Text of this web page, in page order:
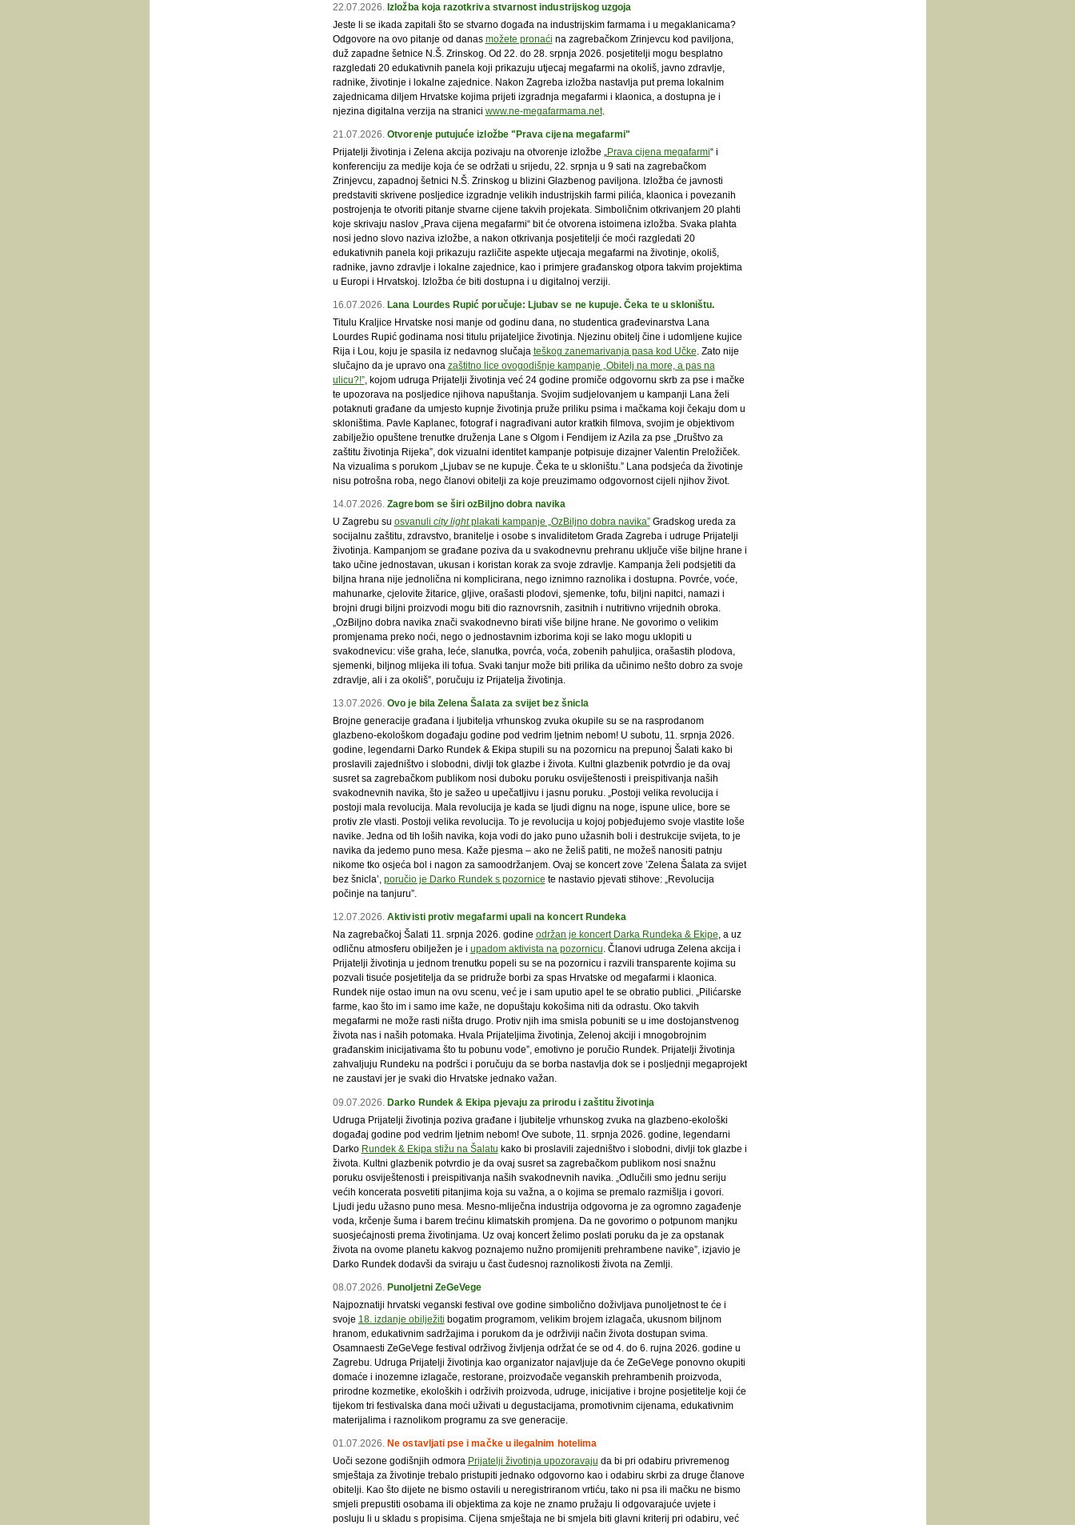
22.07.2026. Izložba koja razotkriva stvarnost industrijskog uzgoja
Jeste li se ikada zapitali što se stvarno događa na industrijskim farmama i u megaklanicama?
Odgovore na ovo pitanje od danas možete pronaći na zagrebačkom Zrinjevcu kod paviljona,
duž zapadne šetnice N.Š. Zrinskog. Od 22. do 28. srpnja 2026. posjetitelji mogu besplatno
razgledati 20 edukativnih panela koji prikazuju utjecaj megafarmi na okoliš, javno zdravlje,
radnike, životinje i lokalne zajednice. Nakon Zagreba izložba nastavlja put prema lokalnim
zajednicama diljem Hrvatske kojima prijeti izgradnja megafarmi i klaonica, a dostupna je i
njezina digitalna verzija na stranici www.ne-megafarmama.net.
21.07.2026. Otvorenje putujuće izložbe "Prava cijena megafarmi"
Prijatelji životinja i Zelena akcija pozivaju na otvorenje izložbe „
Prava cijena megafarmi“ i
konferenciju za medije koja će se održati u srijedu, 22. srpnja u 9 sati na zagrebačkom
Zrinjevcu, zapadnoj šetnici N.Š. Zrinskog u blizini Glazbenog paviljona. Izložba će javnosti
predstaviti skrivene posljedice izgradnje velikih industrijskih farmi pilića, klaonica i povezanih
postrojenja te otvoriti pitanje stvarne cijene takvih projekata. Simboličnim otkrivanjem 20 plahti
koje skrivaju naslov „Prava cijena megafarmi“ bit će otvorena istoimena izložba. Svaka plahta
nosi jedno slovo naziva izložbe, a nakon otkrivanja posjetitelji će moći razgledati 20
edukativnih panela koji prikazuju različite aspekte utjecaja megafarmi na životinje, okoliš,
radnike, javno zdravlje i lokalne zajednice, kao i primjere građanskog otpora takvim projektima
u Europi i Hrvatskoj. Izložba će biti dostupna i u digitalnoj verziji.
16.07.2026. Lana Lourdes Rupić poručuje: Ljubav se ne kupuje. Čeka te u skloništu.
Titulu Kraljice Hrvatske nosi manje od godinu dana, no studentica građevinarstva Lana
Lourdes Rupić godinama nosi titulu prijateljice životinja. Njezinu obitelj čine i udomljene kujice
Rija i Lou, koju je spasila iz nedavnog slučaja teškog zanemarivanja pasa kod Učke. Zato nije
slučajno da je upravo ona zaštitno lice ovogodišnje kampanje „Obitelj na more, a pas na
ulicu?!”, kojom udruga Prijatelji životinja već 24 godine promiče odgovornu skrb za pse i mačke
te upozorava na posljedice njihova napuštanja. Svojim sudjelovanjem u kampanji Lana želi
potaknuti građane da umjesto kupnje životinja pruže priliku psima i mačkama koji čekaju dom u
skloništima. Pavle Kaplanec, fotograf i nagrađivani autor kratkih filmova, svojim je objektivom
zabilježio opuštene trenutke druženja Lane s Olgom i Fendijem iz Azila za pse „Društvo za
zaštitu životinja Rijeka”, dok vizualni identitet kampanje potpisuje dizajner Valentin Preložiček.
Na vizualima s porukom „Ljubav se ne kupuje. Čeka te u skloništu.” Lana podsjeća da životinje
nisu potrošna roba, nego članovi obitelji za koje preuzimamo odgovornost cijeli njihov život.
14.07.2026. Zagrebom se širi ozBiljno dobra navika
U Zagrebu su osvanuli city lightplakati kampanje „OzBiljno dobra navika”Gradskog ureda za
socijalnu zaštitu, zdravstvo, branitelje i osobe s invaliditetom Grada Zagreba i udruge Prijatelji
životinja. Kampanjom se građane poziva da u svakodnevnu prehranu uključe više biljne hrane i
tako učine jednostavan, ukusan i koristan korak za svoje zdravlje. Kampanja želi podsjetiti da
biljna hrana nije jednolična ni komplicirana, nego iznimno raznolika i dostupna. Povrće, voće,
mahunarke, cjelovite žitarice, gljive, orašasti plodovi, sjemenke, tofu, biljni napitci, namazi i
brojni drugi biljni proizvodi mogu biti dio raznovrsnih, zasitnih i nutritivno vrijednih obroka.
„OzBiljno dobra navika znači svakodnevno birati više biljne hrane. Ne govorimo o velikim
promjenama preko noći, nego o jednostavnim izborima koji se lako mogu uklopiti u
svakodnevicu: više graha, leće, slanutka, povrća, voća, zobenih pahuljica, orašastih plodova,
sjemenki, biljnog mlijeka ili tofua. Svaki tanjur može biti prilika da učinimo nešto dobro za svoje
zdravlje, ali i za okoliš”, poručuju iz Prijatelja životinja.
13.07.2026. Ovo je bila Zelena Šalata za svijet bez šnicla
Brojne generacije građana i ljubitelja vrhunskog zvuka okupile su se na rasprodanom
glazbeno-ekološkom događaju godine pod vedrim ljetnim nebom! U subotu, 11. srpnja 2026.
godine, legendarni Darko Rundek & Ekipa stupili su na pozornicu na prepunoj Šalati kako bi
proslavili zajedništvo i slobodni, divlji tok glazbe i života. Kultni glazbenik potvrdio je da ovaj
susret sa zagrebačkom publikom nosi duboku poruku osviještenosti i preispitivanja naših
svakodnevnih navika, što je sažeo u upečatljivu i jasnu poruku. „Postoji velika revolucija i
postoji mala revolucija. Mala revolucija je kada se ljudi dignu na noge, ispune ulice, bore se
protiv zle vlasti. Postoji velika revolucija. To je revolucija u kojoj pobjeđujemo svoje vlastite loše
navike. Jedna od tih loših navika, koja vodi do jako puno užasnih boli i destrukcije svijeta, to je
navika da jedemo puno mesa. Kaže pjesma – ako ne želiš patiti, ne možeš nanositi patnju
nikome tko osjeća bol i nagon za samoodržanjem. Ovaj se koncert zove ’Zelena Šalata za svijet
bez šnicla’, poručio je Darko Rundek s pozornice te nastavio pjevati stihove: „Revolucija
počinje na tanjuru”.
12.07.2026. Aktivisti protiv megafarmi upali na koncert Rundeka
Na zagrebačkoj Šalati 11. srpnja 2026. godine održan je koncert Darka Rundeka & Ekipe, a uz
odličnu atmosferu obilježen je i upadom aktivista na pozornicu. Članovi udruga Zelena akcija i
Prijatelji životinja u jednom trenutku popeli su se na pozornicu i razvili transparente kojima su
pozvali tisuće posjetitelja da se pridruže borbi za spas Hrvatske od megafarmi i klaonica.
Rundek nije ostao imun na ovu scenu, već je i sam uputio apel te se obratio publici. „Pilićarske
farme, kao što im i samo ime kaže, ne dopuštaju kokošima niti da odrastu. Oko takvih
megafarmi ne može rasti ništa drugo. Protiv njih ima smisla pobuniti se u ime dostojanstvenog
života nas i naših potomaka. Hvala Prijateljima životinja, Zelenoj akciji i mnogobrojnim
građanskim inicijativama što tu pobunu vode”, emotivno je poručio Rundek. Prijatelji životinja
zahvaljuju Rundeku na podršci i poručuju da se borba nastavlja dok se i posljednji megaprojekt
ne zaustavi jer je svaki dio Hrvatske jednako važan.
09.07.2026. Darko Rundek & Ekipa pjevaju za prirodu i zaštitu životinja
Udruga Prijatelji životinja poziva građane i ljubitelje vrhunskog zvuka na glazbeno-ekološki
događaj godine pod vedrim ljetnim nebom! Ove subote, 11. srpnja 2026. godine, legendarni
Darko Rundek & Ekipa stižu na Šalatu kako bi proslavili zajedništvo i slobodni, divlji tok glazbe i
života. Kultni glazbenik potvrdio je da ovaj susret sa zagrebačkom publikom nosi snažnu
poruku osviještenosti i preispitivanja naših svakodnevnih navika. „Odlučili smo jednu seriju
većih koncerata posvetiti pitanjima koja su važna, a o kojima se premalo razmišlja i govori.
Ljudi jedu užasno puno mesa. Mesno-mliječna industrija odgovorna je za ogromno zagađenje
voda, krčenje šuma i barem trećinu klimatskih promjena. Da ne govorimo o potpunom manjku
suosjećajnosti prema životinjama. Uz ovaj koncert želimo poslati poruku da je za opstanak
života na ovome planetu kakvog poznajemo nužno promijeniti prehrambene navike”, izjavio je
Darko Rundek dodavši da sviraju u čast čudesnoj raznolikosti života na Zemlji.
08.07.2026. Punoljetni ZeGeVege
Najpoznatiji hrvatski veganski festival ove godine simbolično doživljava punoljetnost te će i
svoje 18. izdanje obilježiti bogatim programom, velikim brojem izlagača, ukusnom biljnom
hranom, edukativnim sadržajima i porukom da je održiviji način života dostupan svima.
Osamnaesti ZeGeVege festival održivog življenja održat će se od 4. do 6. rujna 2026. godine u
Zagrebu. Udruga Prijatelji životinja kao organizator najavljuje da će ZeGeVege ponovno okupiti
domaće i inozemne izlagače, restorane, proizvođače veganskih prehrambenih proizvoda,
prirodne kozmetike, ekoloških i održivih proizvoda, udruge, inicijative i brojne posjetitelje koji će
tijekom tri festivalska dana moći uživati u degustacijama, promotivnim cijenama, edukativnim
materijalima i raznolikom programu za sve generacije.
01.07.2026. Ne ostavljati pse i mačke u ilegalnim hotelima
Uoči sezone godišnjih odmora Prijatelji životinja upozoravaju da bi pri odabiru privremenog
smještaja za životinje trebalo pristupiti jednako odgovorno kao i odabiru skrbi za druge članove
obitelji. Kao što dijete ne bismo ostavili u neregistriranom vrtiću, tako ni psa ili mačku ne bismo
smjeli prepustiti osobama ili objektima za koje ne znamo pružaju li odgovarajuće uvjete i
posluju li u skladu s propisima. Cijena smještaja ne bi smjela biti glavni kriterij pri odabiru, već